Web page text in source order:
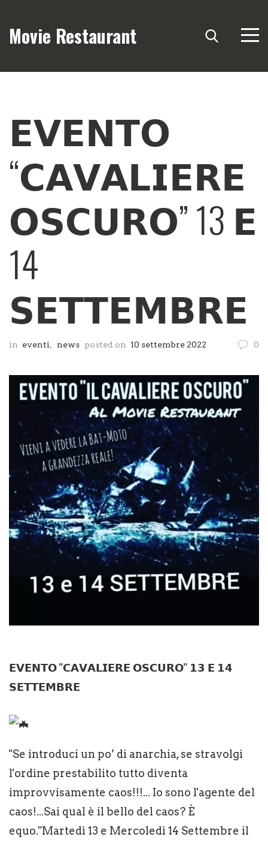
Movie Restaurant
𝗘𝗩𝗘𝗡𝗧𝗢
“𝗖𝗔𝗩𝗔𝗟𝗜𝗘𝗥𝗘
𝗢𝗦𝗖𝗨𝗥𝗢” 13 𝗘
14
𝗦𝗘𝗧𝗧𝗘𝗠𝗕𝗥𝗘
in eventi, news posted on 10 settembre 2022 0
𝗘𝗩𝗘𝗡𝗧𝗢 "𝗖𝗔𝗩𝗔𝗟𝗜𝗘𝗥𝗘 𝗢𝗦𝗖𝗨𝗥𝗢" 𝟭𝟯 𝗘 𝟭𝟰
𝗦𝗘𝗧𝗧𝗘𝗠𝗕𝗥𝗘
"Se introduci un po’ di anarchia, se stravolgi
l'ordine prestabilito tutto diventa
improvvisamente caos!!!... Io sono l'agente del
caos!...Sai qual è il bello del caos? È
equo."Martedì 13 e Mercoledì 14 Settembre il